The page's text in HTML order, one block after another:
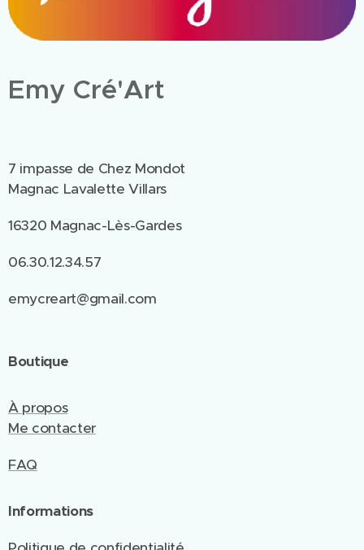
Emy Cré'Art
7 impasse de Chez Mondot
Magnac Lavalette Villars
16320 Magnac-Lès-Gardes
06.30.12.34.57
emycreart@gmail.com
Boutique
À propos
Me contacter
FAQ
Informations